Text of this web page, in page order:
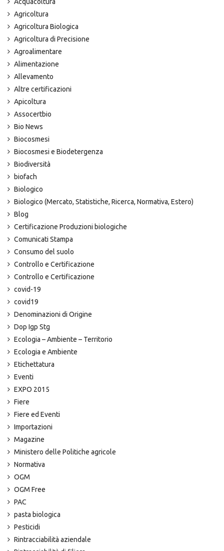
Agricoltura
Agricoltura Biologica
Agricoltura di Precisione
Agroalimentare
Alimentazione
Allevamento
Altre certificazioni
Apicoltura
Assocertbio
Bio News
Biocosmesi
Biocosmesi e Biodetergenza
Biodiversità
biofach
Biologico
Biologico (Mercato, Statistiche, Ricerca, Normativa, Estero)
Blog
Certificazione Produzioni biologiche
Comunicati Stampa
Consumo del suolo
Controllo e Certificazione
Controllo e Certificazione
covid-19
covid19
Denominazioni di Origine
Dop Igp Stg
Ecologia – Ambiente – Territorio
Ecologia e Ambiente
Etichettatura
Eventi
EXPO 2015
Fiere
Fiere ed Eventi
Importazioni
Magazine
Ministero delle Politiche agricole
Normativa
OGM
OGM Free
PAC
pasta biologica
Pesticidi
Rintracciabilità aziendale